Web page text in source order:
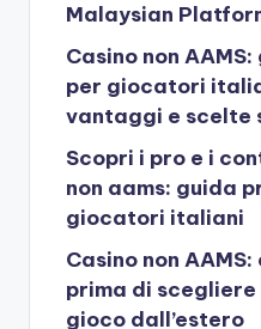
Malaysian
Casino non
per giocatori
vantaggi e scelte
Scopri i pro e i
non aams: guida
giocatori italiani
Casino non
prima di
gioco dall’estero